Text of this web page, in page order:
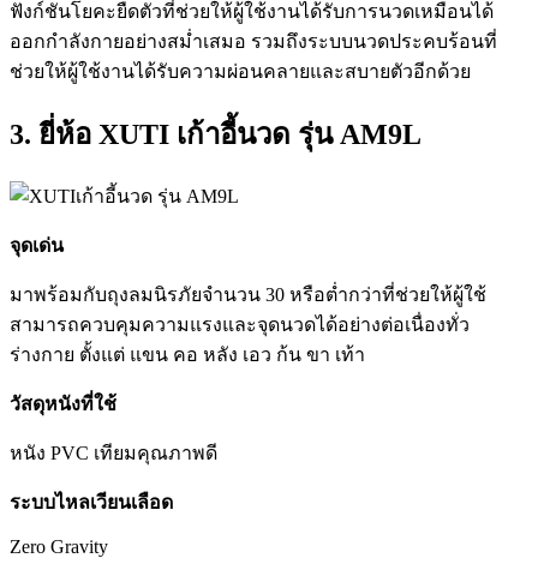
ฟังก์ชันโยคะยืดตัวที่ช่วยให้ผู้ใช้งานได้รับการนวดเหมือนได้
ออกกำลังกายอย่างสม่ำเสมอ รวมถึงระบบนวดประคบร้อนที่
ช่วยให้ผู้ใช้งานได้รับความผ่อนคลายและสบายตัวอีกด้วย
3. ยี่ห้อ XUTI เก้าอี้นวด รุ่น AM9L
จุดเด่น
มาพร้อมกับถุงลมนิรภัยจำนวน 30 หรือต่ำกว่าที่ช่วยให้ผู้ใช้
สามารถควบคุมความแรงและจุดนวดได้อย่างต่อเนื่องทั่ว
ร่างกาย ตั้งแต่ แขน คอ หลัง เอว ก้น ขา เท้า
วัสดุหนังที่ใช้
หนัง PVC เทียมคุณภาพดี
ระบบไหลเวียนเลือด
Zero Gravity